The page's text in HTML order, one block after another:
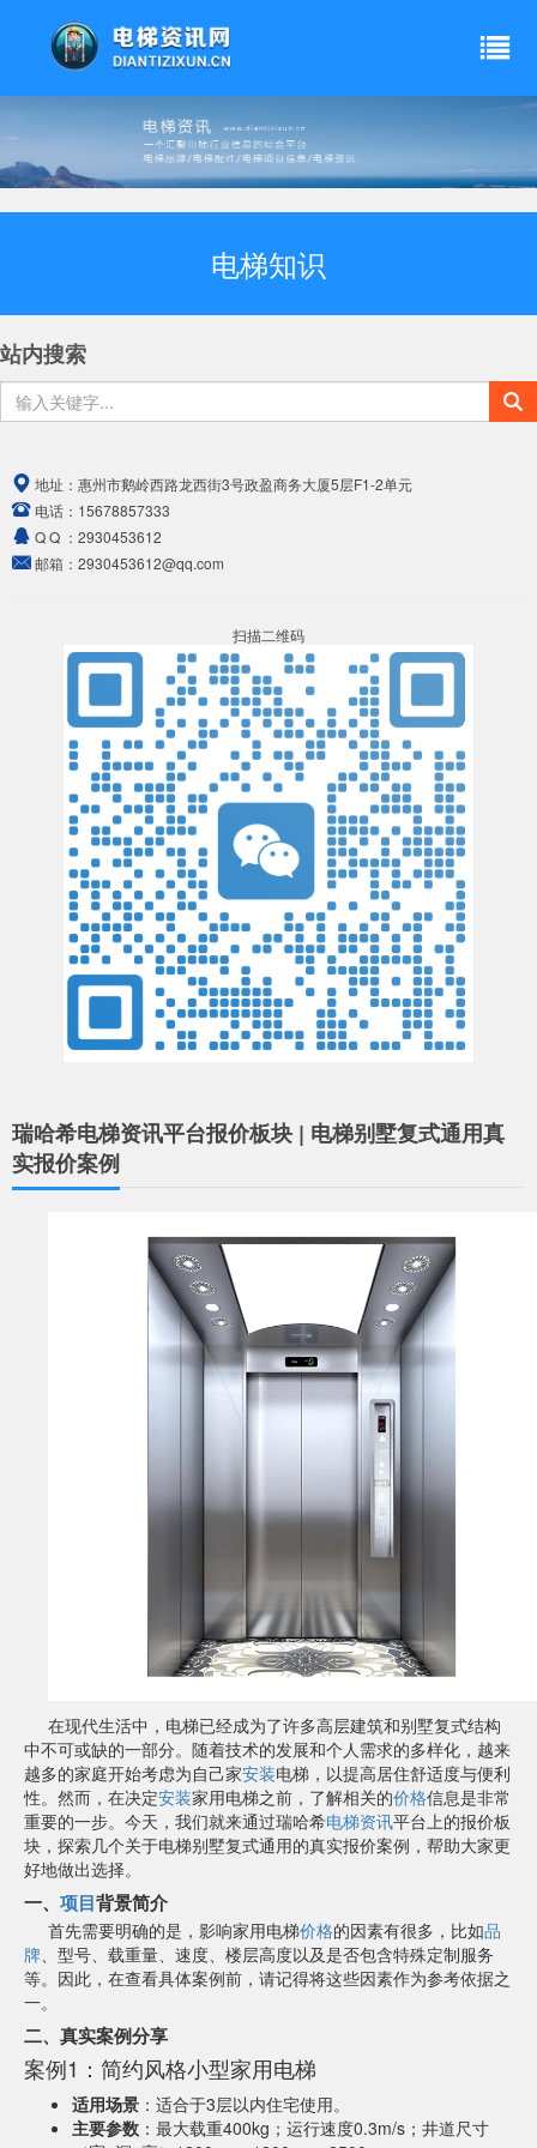
电梯知识
站内搜索
地址： 惠州市鹅岭西路龙西街3号政盈商务大厦5层F1-2单元
电话： 15678857333
Q Q ： 2930453612
邮箱： 2930453612@qq.com
扫描二维码
瑞哈希电梯资讯平台报价板块 | 电梯别墅复式通用真
实报价案例
在现代生活中，电梯已经成为了许多高层建筑和别墅复式结构
中不可或缺的一部分。随着技术的发展和个人需求的多样化，越来
越多的家庭开始考虑为自己家安装电梯，以提高居住舒适度与便利
性。然而，在决定安装家用电梯之前，了解相关的价格信息是非常
重要的一步。今天，我们就来通过瑞哈希电梯资讯平台上的报价板
块，探索几个关于电梯别墅复式通用的真实报价案例，帮助大家更
好地做出选择。
一、 项目背景简介
首先需要明确的是，影响家用电梯价格的因素有很多，比如品
牌 、型号、载重量、速度、楼层高度以及是否包含特殊定制服务
等。因此，在查看具体案例前，请记得将这些因素作为参考依据之
一。
二、真实案例分享
案例1：简约风格小型家用电梯
适用场景 ：适合于3层以内住宅使用。
主要参数 ：最大载重400kg；运行速度0.3m/s；井道尺寸